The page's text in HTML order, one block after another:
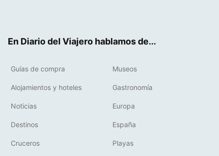
En Diario del Viajero hablamos de...
Guías de compra Museos
Alojamientos y hoteles Gastronomía
Noticias Europa
Destinos España
Cruceros Playas